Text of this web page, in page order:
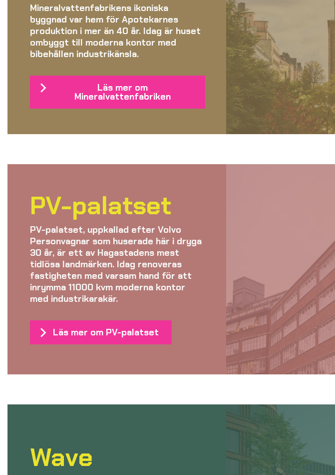
Mineralvattenfabrikens ikoniska
byggnad var hem för Apotekarnes
produktion i mer än 40 år. Idag är huset
ombyggt till moderna kontor med
bibehållen industrikänsla.
Läs mer om
Mineralvattenfabriken
PV-palatset
PV-palatset, uppkallad efter Volvo
Personvagnar som huserade här i dryga
30 år, är ett av Hagastadens mest
tidlösa landmärken. Idag renoveras
fastigheten med varsam hand för att
inrymma 11000 kvm moderna kontor
med industrikarakär.
Läs mer om PV-palatset
Wave